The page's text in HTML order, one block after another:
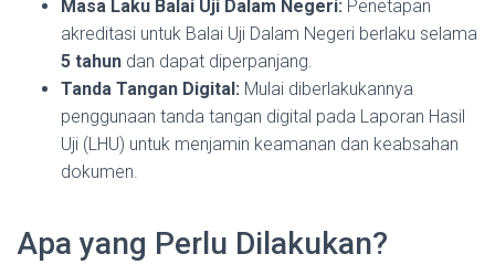
Masa Laku Balai Uji Dalam Negeri: Penetapan
akreditasi untuk Balai Uji Dalam Negeri berlaku selama
5 tahun dan dapat diperpanjang.
Tanda Tangan Digital: Mulai diberlakukannya
penggunaan tanda tangan digital pada Laporan Hasil
Uji (LHU) untuk menjamin keamanan dan keabsahan
dokumen.
Apa yang Perlu Dilakukan?